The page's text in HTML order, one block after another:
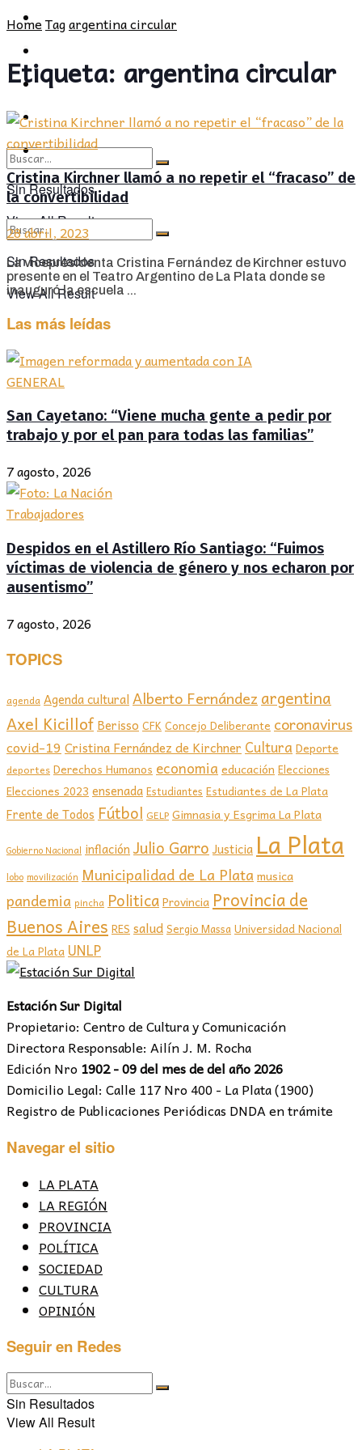
CULTURA
Sin Resultados
View All Result
PROVINCIA
SOCIEDAD
CULTURA
OPINIÓN
Sin Resultados
View All Result
HomeTagargentina circular
Etiqueta: argentina circular
Cristina Kirchner llamó a no repetir el “fracaso” de
la convertibilidad
28 abril, 2023
La vicepresidenta Cristina Fernández de Kirchner estuvo
presente en el Teatro Argentino de La Plata donde se
inauguró la escuela ...
Las más leídas
GENERAL
San Cayetano: “Viene mucha gente a pedir por
trabajo y por el pan para todas las familias”
7 agosto, 2026
Trabajadores
Despidos en el Astillero Río Santiago: “Fuimos
víctimas de violencia de género y nos echaron por
ausentismo”
7 agosto, 2026
TOPICS
agenda Agenda culturalAlberto Fernández argentina
Axel Kicillof Berisso CFKConcejo Deliberante coronavirus
covid-19 Cristina Fernández de Kirchner Cultura Deporte
deportes Derechos Humanos economia educación Elecciones
Elecciones 2023 ensenada Estudiantes Estudiantes de La Plata
Frente de Todos Fútbol GELP Gimnasia y Esgrima La Plata
Gobierno Nacional inflación Julio Garro Justicia La Plata
lobo movilización Municipalidad de La Plata musica
pandemia pincha PoliticaProvincia Provincia de
Buenos Aires RES saludSergio MassaUniversidad Nacional
de La Plata UNLP
Estación Sur Digital
Propietario: Centro de Cultura y Comunicación
Directora Responsable: Ailín J. M. Rocha
Edición Nro 1902 - 09 del mes de del año 2026
Domicilio Legal: Calle 117 Nro 400 - La Plata (1900)
Registro de Publicaciones Periódicas DNDA en trámite
Navegar el sitio
LA PLATA
LA REGIÓN
PROVINCIA
POLÍTICA
SOCIEDAD
CULTURA
OPINIÓN
Seguir en Redes
Sin Resultados
View All Result